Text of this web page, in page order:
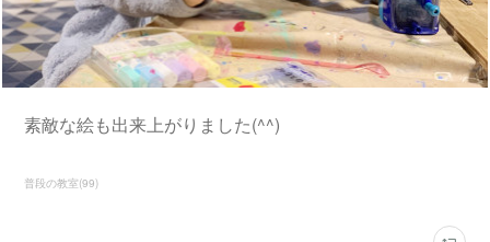
素敵な絵も出来上がりました(^^)
普段の教室(99)